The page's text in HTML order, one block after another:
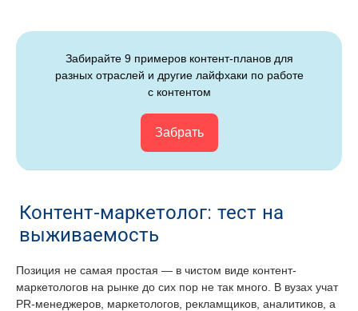
Забирайте 9 примеров контент-планов для
разных отраслей и другие лайфхаки по работе
с контентом
Забрать
Контент-маркетолог: тест на
выживаемость
Позиция не самая простая — в чистом виде контент-
маркетологов на рынке до сих пор не так много. В вузах учат
PR-менеджеров, маркетологов, рекламщиков, аналитиков, а